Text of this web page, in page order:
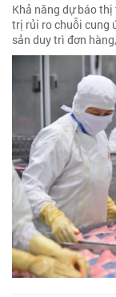
Khả năng dự báo
trị rủi ro chuỗi cung
sản duy trì đơn